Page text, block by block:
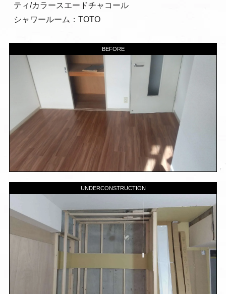
ティ/カラースエードチャコール
シャワールーム：TOTO​
BEFORE
UNDERCONSTRUCTION